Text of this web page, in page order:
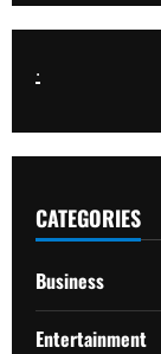
.
CATEGORIES
Business
Entertainment